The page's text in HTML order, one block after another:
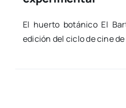
El huer­to botá­ni­co El
edi­ción del ciclo de cine